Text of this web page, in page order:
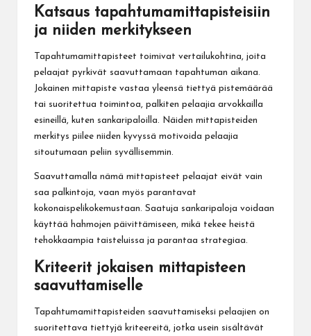
Katsaus tapahtumamittapisteisiin
ja niiden merkitykseen
Tapahtumamittapisteet toimivat vertailukohtina, joita
pelaajat pyrkivät saavuttamaan tapahtuman aikana.
Jokainen mittapiste vastaa yleensä tiettyä pistemäärää
tai suoritettua toimintoa, palkiten pelaajia arvokkailla
esineillä, kuten sankaripaloilla. Näiden mittapisteiden
merkitys piilee niiden kyvyssä motivoida pelaajia
sitoutumaan peliin syvällisemmin.
Saavuttamalla nämä mittapisteet pelaajat eivät vain
saa palkintoja, vaan myös parantavat
kokonaispelikokemustaan. Saatuja sankaripaloja voidaan
käyttää hahmojen päivittämiseen, mikä tekee heistä
tehokkaampia taisteluissa ja parantaa strategiaa.
Kriteerit jokaisen mittapisteen
saavuttamiselle
Tapahtumamittapisteiden saavuttamiseksi pelaajien on
suoritettava tiettyjä kriteereitä, jotka usein sisältävät